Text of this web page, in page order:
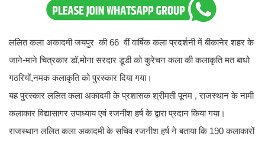
ललित कला अकादमी जयपुर की 66 वीं वार्षिक कला प्रदर्शनी में बीकानेर शहर के
जाने-माने चित्रकार डॉ,मोना सरदार डूडी को कुरेचन कला की कलाकृति मत बाधो
गठरियों,नमक कलाकृति को पुरस्कार दिया गया।
यह पुरस्कार ललित कला अकादमी के प्रशासक श्रीमती पूनम , राजस्थान के नामी
कलाकार विद्यासागर उपाध्याय एवं रजनीश हर्ष के द्वारा प्रदान किया गया।
राजस्थान ललित कला अकादमी के सचिव रजनीश हर्ष ने बताया कि 190 कलाकारों